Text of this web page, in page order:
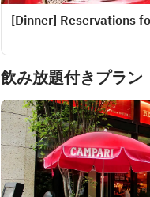
[Dinner] Reservations
飲み放題付きプラン